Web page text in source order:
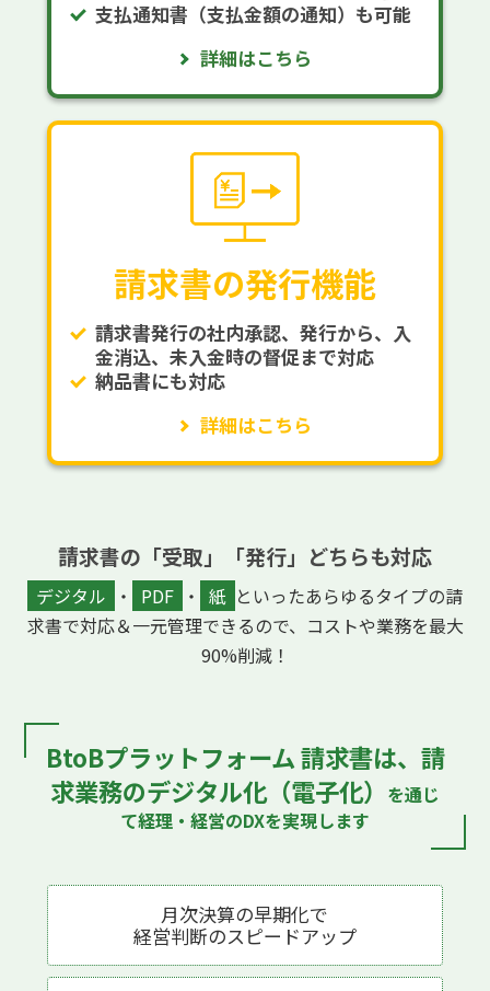
支払通知書（支払金額の通知）も可能
詳細はこちら
請求書の発行機能
請求書発行の社内承認、発行から、入
金消込、未入金時の督促まで対応
納品書にも対応
詳細はこちら
請求書の「受取」「発行」どちらも対応
デジタル ・ PDF ・ 紙 といったあらゆるタイプの請
求書で対応＆一元管理できるので、コストや業務を最大
90%削減！
BtoBプラットフォーム 請求書は、 請
求業務のデジタル化（電子化）
を通じ
て経理・経営のDXを実現します
月次決算の早期化で
経営判断のスピードアップ